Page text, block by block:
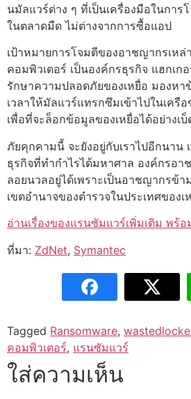
นมัลแวร์ต่าง ๆ ที่เป็นเครื่องมือในกา
ในตลาดมืด ไม่ต่างจากการซื้อแอป
เป้าหมายการโจมตีของอาชญากรเหล่
คอมพิวเตอร์ เป็นองค์กรธุรกิจ แฮกเก
รักษาความปลอดภัยของเหยื่อ มองห
เวลาให้มัลแวร์แทรกซึมเข้าไปในเครื
เพื่อที่จะล็อกข้อมูลของเหยื่อได้อย่างเบ็
ภัยคุกคามนี้ จะยังอยู่กับเราไปอีกนาน
ธุรกิจที่ทำกำไรได้มหาศาล องค์กรอา
ลอยนวลอยู่ได้เพราะเป็นอาชญากรข้
เขตอำนาจของตำรวจในประเทศของ
อ่านเรื่องของแรนซัมแวร์เพิ่มเติม พร้
ที่มา: ZdNet, Symantec
Tagged Ransomware,
คอมพิวเตอร์, แรนซัมแวร์
ใส่ความเห็น